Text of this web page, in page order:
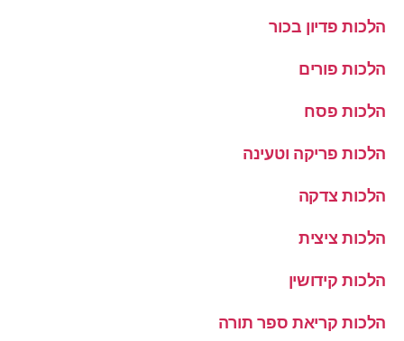
הלכות פדיון בכור
הלכות פורים
הלכות פסח
הלכות פריקה וטעינה
הלכות צדקה
הלכות ציצית
הלכות קידושין
הלכות קריאת ספר תורה